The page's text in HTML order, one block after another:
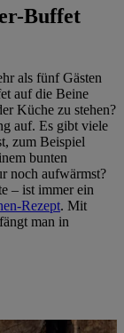
Buffet
als fünf Gästen
auf die Beine
Küche zu stehen?
auf. Es gibt viele
zum Beispiel
bunten
noch aufwärmst?
– ist immer ein
Rezept. Mit
man in